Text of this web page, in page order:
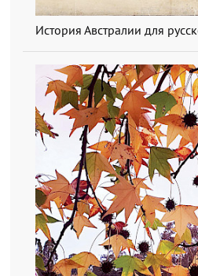
История Австралии для